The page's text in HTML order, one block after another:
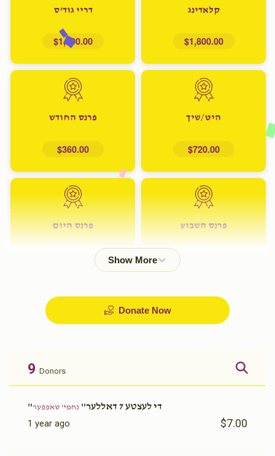
קלאדינג
$1,800.00
דריי גוד'ס
$1,200.00
היט/שיך
$720.00
פרנס החודש
$360.00
פרנס השבוע פרנס היום
Donate Now
9 Donors
"די לעצטע 7 דאללער" נחמי' שאפפער
1 year ago $7.00